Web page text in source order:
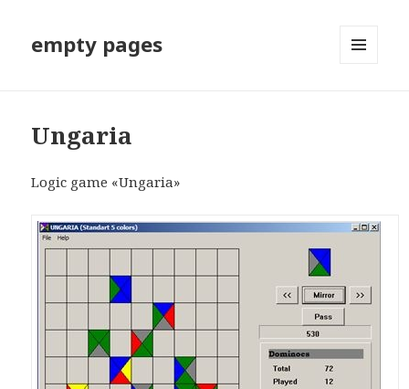
empty pages
Ungaria
Logic game «Ungaria»